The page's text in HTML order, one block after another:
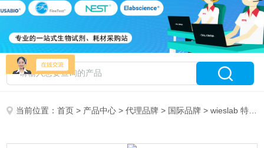
当前位置：首页 > 产品中心 >代理品牌 > 国际品牌 > wieslab 特约代理